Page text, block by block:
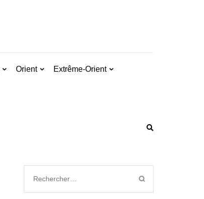
Orient Extrême-Orient